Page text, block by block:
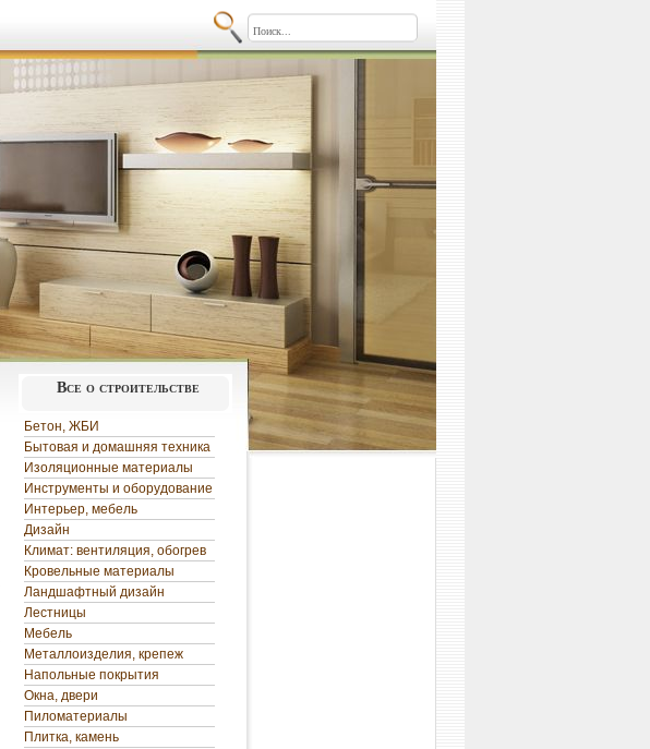
Все о строительстве
Бетон, ЖБИ
Бытовая и домашняя техника
Изоляционные материалы
Инструменты и оборудование
Интерьер, мебель
Дизайн
Климат: вентиляция, обогрев
Кровельные материалы
Ландшафтный дизайн
Лестницы
Мебель
Металлоизделия, крепеж
Напольные покрытия
Окна, двери
Пиломатериалы
Плитка, камень